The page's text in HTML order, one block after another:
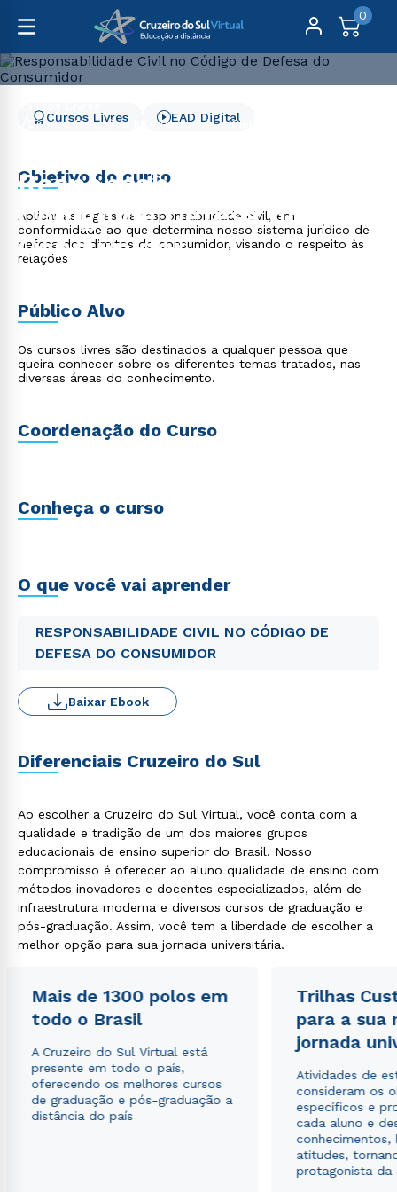
0
Direito, Relações Internacionais e Ciência Política
Responsabilidade Civil no
Código de Defesa do
Consumidor
Cursos Livres EAD Digital
Objetivo do curso
Aplicar as regras da responsabilidade civil, em
conformidade ao que determina nosso sistema jurídico de
defesa dos direitos do consumidor, visando o respeito às
relações
Público Alvo
Os cursos livres são destinados a qualquer pessoa que
queira conhecer sobre os diferentes temas tratados, nas
diversas áreas do conhecimento.
Coordenação do Curso
Conheça o curso
O que você vai aprender
RESPONSABILIDADE CIVIL NO CÓDIGO DE
DEFESA DO CONSUMIDOR
Baixar Ebook
Diferenciais Cruzeiro do Sul
Ao escolher a Cruzeiro do Sul Virtual, você conta com a
qualidade e tradição de um dos maiores grupos
educacionais de ensino superior do Brasil. Nosso
compromisso é oferecer ao aluno qualidade de ensino com
métodos inovadores e docentes especializados, além de
infraestrutura moderna e diversos cursos de graduação e
pós-graduação. Assim, você tem a liberdade de escolher a
melhor opção para sua jornada universitária.
Mais de 1300 polos em
todo o Brasil
A Cruzeiro do Sul Virtual está
presente em todo o país,
oferecendo os melhores cursos
de graduação e pós-graduação a
distância do país
Trilhas
para a sua
jornada
Atividades de
consideram os
específicos e
cada aluno e
conhecimentos,
atitudes,
protagonista da